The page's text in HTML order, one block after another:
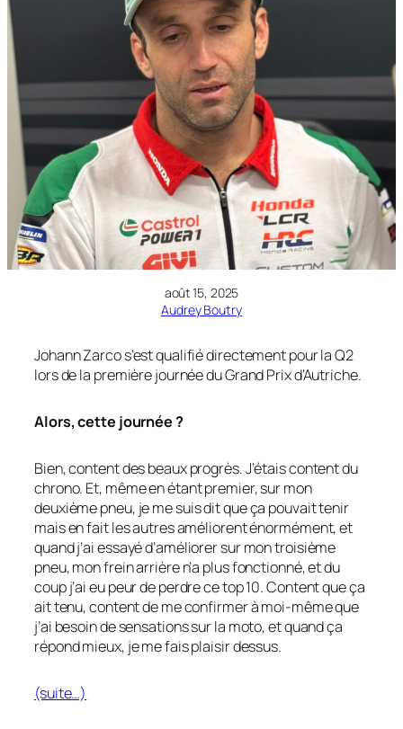
août 15, 2025
Audrey Boutry
Johann Zarco s’est qualifié directement pour la Q2
lors de la première journée du Grand Prix d’Autriche.
Alors, cette journée ?
Bien, content des beaux progrès. J’étais content du
chrono. Et, même en étant premier, sur mon
deuxième pneu, je me suis dit que ça pouvait tenir
mais en fait les autres améliorent énormément, et
quand j’ai essayé d’améliorer sur mon troisième
pneu, mon frein arrière n’a plus fonctionné, et du
coup j’ai eu peur de perdre ce top 10. Content que ça
ait tenu, content de me confirmer à moi-même que
j’ai besoin de sensations sur la moto, et quand ça
répond mieux, je me fais plaisir dessus.
(suite…)